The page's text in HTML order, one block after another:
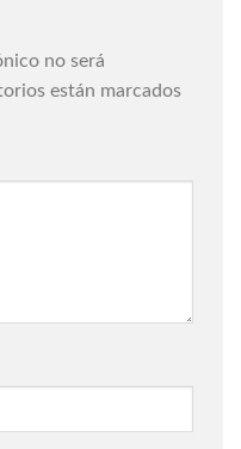
no será
están marcados